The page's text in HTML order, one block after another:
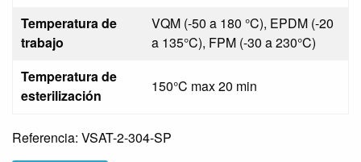
Temperatura de
trabajo
VQM (-50 a 180 °C), EPDM (-20
a 135°C), FPM (-30 a 230°C)
Temperatura de
esterilización
150°C max 20 min
Referencia: VSAT-2-304-SP